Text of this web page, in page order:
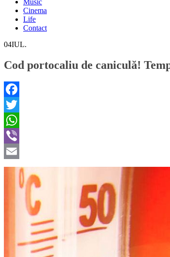
Music
Cinema
Life
Contact
04IUL.
Cod portocaliu de caniculă!
Facebook
Twitter
WhatsApp
Viber
Email